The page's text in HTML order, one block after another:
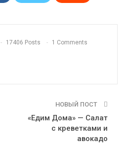
17406 Posts 1 Comments
НОВЫЙ ПОСТ
«Едим Дома» — Салат
с креветками и
авокадо